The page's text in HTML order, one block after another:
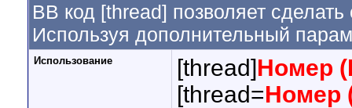
BB код [thread] позволяет
Используя дополнительный
Использование [thread]Номер
[thread=Номер